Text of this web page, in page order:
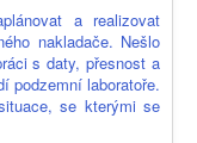
a realizovat
nakladače. Nešlo
s daty, přesnost a
podzemní laboratoře.
se kterými se